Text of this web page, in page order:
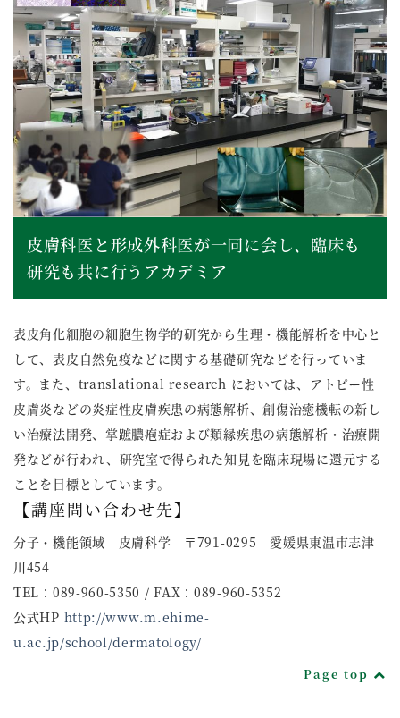
皮膚科医と形成外科医が一同に会し、臨床も
研究も共に行うアカデミア
表皮角化細胞の細胞生物学的研究から生理・機能解析を中心と
して、表皮自然免疫などに関する基礎研究などを行っていま
す。また、translational research においては、アトピー性
皮膚炎などの炎症性皮膚疾患の病態解析、創傷治癒機転の新し
い治療法開発、掌蹠膿疱症および類縁疾患の病態解析・治療開
発などが行われ、研究室で得られた知見を臨床現場に還元する
ことを目標としています。
【講座問い合わせ先】
分子・機能領域 皮膚科学 〒791-0295 愛媛県東温市志津
川454
TEL：089-960-5350 / FAX：089-960-5352
公式HP http://www.m.ehime-
u.ac.jp/school/dermatology/
Page top